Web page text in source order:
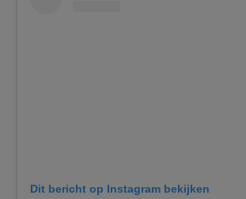
Dit bericht op Instagram bekijken